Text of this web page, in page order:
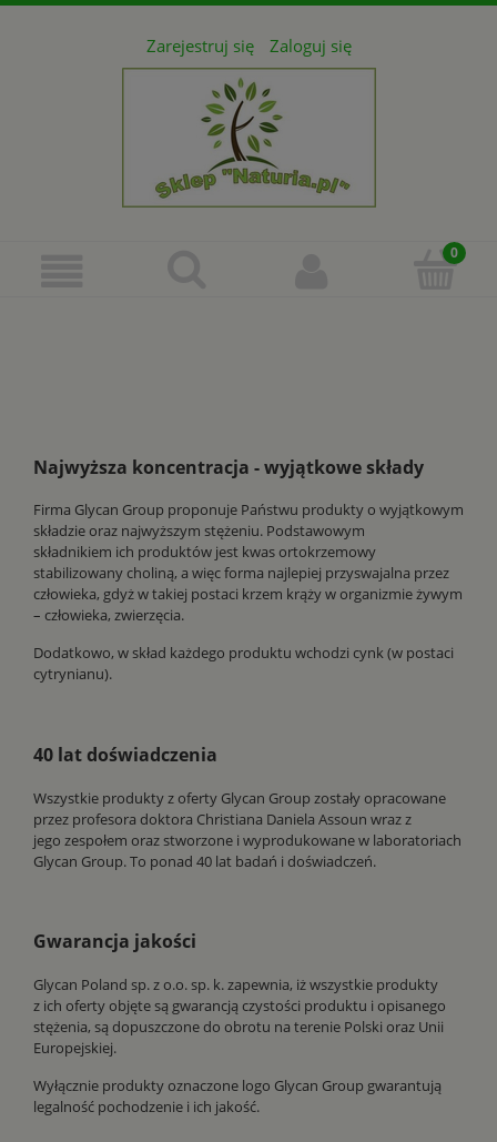
Zarejestruj się Zaloguj się
Najwyższa koncentracja - wyjątkowe składy
Firma Glycan Group proponuje Państwu produkty o wyjątkowym
składzie oraz najwyższym stężeniu. Podstawowym
składnikiem ich produktów jest kwas ortokrzemowy
stabilizowany choliną, a więc forma najlepiej przyswajalna przez
człowieka, gdyż w takiej postaci krzem krąży w organizmie żywym
– człowieka, zwierzęcia.
Dodatkowo, w skład każdego produktu wchodzi cynk (w postaci
cytrynianu).
40 lat doświadczenia
Wszystkie produkty z oferty Glycan Group zostały opracowane
przez profesora doktora Christiana Daniela Assoun wraz z
jego zespołem oraz stworzone i wyprodukowane w laboratoriach
Glycan Group. To ponad 40 lat badań i doświadczeń.
Gwarancja jakości
Glycan Poland sp. z o.o. sp. k. zapewnia, iż wszystkie produkty
z ich oferty objęte są gwarancją czystości produktu i opisanego
stężenia, są dopuszczone do obrotu na terenie Polski oraz Unii
Europejskiej.
Wyłącznie produkty oznaczone logo Glycan Group gwarantują
legalność pochodzenie i ich jakość.